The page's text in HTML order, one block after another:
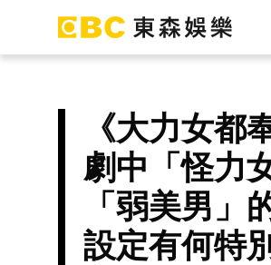
《大力女都
劇中「怪力
「弱美男」
設定有何特